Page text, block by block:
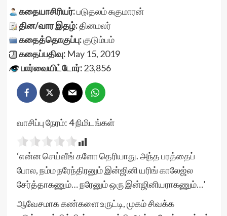
கதையாசிரியர்:படுதலம் சுகுமாரன்
தின/வார இதழ்:தினமலர்
கதைத்தொகுப்பு:குடும்பம்
கதைப்பதிவு:May 15, 2019
பார்வையிட்டோர்:23,856
வாசிப்பு நேரம்:4நிமிடங்கள்
‘என்ன செய்வீங் களோ தெரியாது. அந்த பரத்தைப்
போல, நம்ம நரேந்திரனும் இன்ஜினி யரிங் காலேஜ்ல
சேர்த்தாகணும்… நரேனும் ஒரு இன்ஜினியராகணும்…’
ஆவேசமாக கண்களை உருட்டி, முகம் சிவக்க